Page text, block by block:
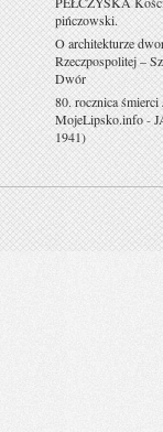
pińczowski.
O architekturze
Rzeczpospolitej –
Dwór
80. rocznica
MojeLipsko.info-
1941)